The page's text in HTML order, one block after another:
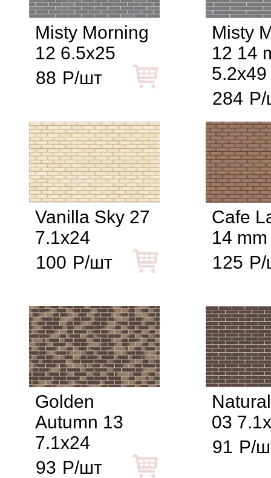
Misty Morning
12 6.5x25
88 Р/шт
Misty
12 14
5.2x49
284 Р/
Vanilla Sky 27
7.1x24
100 Р/шт
Cafe
14
125 Р/
Golden
Autumn 13
7.1x24
93 Р/шт
03
91 Р/